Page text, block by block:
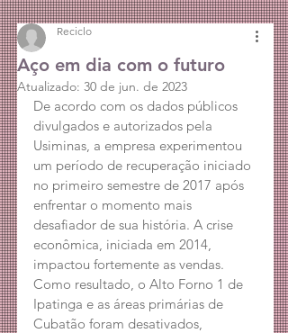
Aço em dia com o futuro
Reciclo
Atualizado: 30 de jun. de 2023
De acordo com os dados públicos
divulgados e autorizados pela
Usiminas, a empresa experimentou
um período de recuperação iniciado
no primeiro semestre de 2017 após
enfrentar o momento mais
desafiador de sua história. A crise
econômica, iniciada em 2014,
impactou fortemente as vendas.
Como resultado, o Alto Forno 1 de
Ipatinga e as áreas primárias de
Cubatão foram desativados,